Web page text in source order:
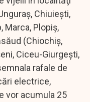
Chiuieşti,
Marca, Plopiş,
(Chiochiş,
Ciceu-Giurgeşti,
rafale de
electrice,
vor acumula 25